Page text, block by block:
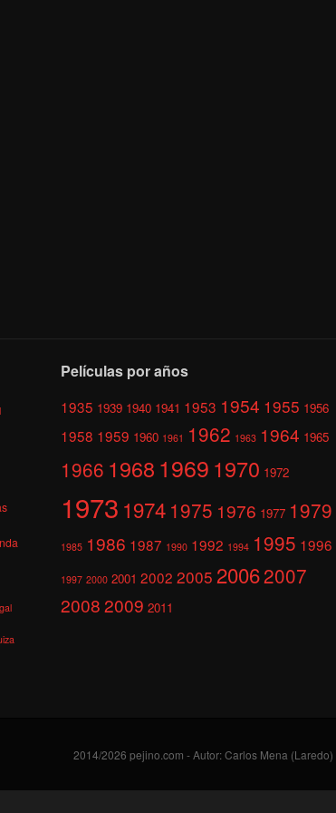
Películas por años
1935 1939 1940 1941 1953 1954 1955 1956
1958 1959 1960 1961 1962 1963 1964 1965
1966 1968 1969 1970 1972
1973 1974 1975 1976 1977 1979
1985 1986 1987 1990 1992 1994 1995 1996
1997 2000 2001 2002 2005 20062007
20082009 2011
2014/2026 pejino.com - Autor: Carlos Mena (Laredo)